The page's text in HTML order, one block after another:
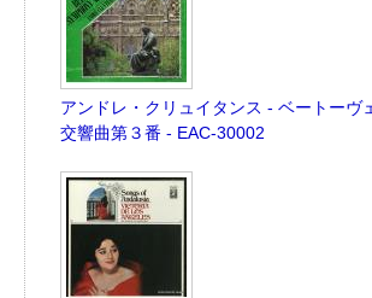
アンドレ・クリュイタンス - ベートーヴ
交響曲第３番 - EAC-30002